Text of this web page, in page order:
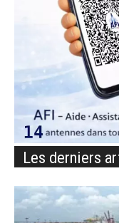
Les derniers